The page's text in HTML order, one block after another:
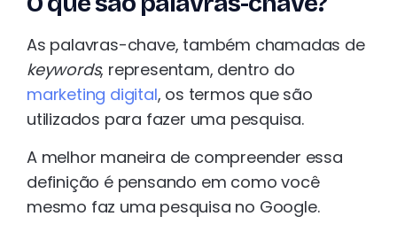
As palavras-chave, também chamadas de
keywords, representam, dentro do
marketing digital, os termos que são
utilizados para fazer uma pesquisa.
A melhor maneira de compreender essa
definição é pensando em como você
mesmo faz uma pesquisa no Google.